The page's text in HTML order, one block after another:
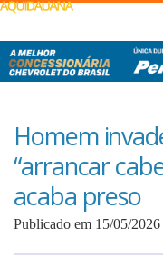
Home
Anuncie
Anuncie
Homem
“arrancar
acaba preso
Publicado em 15/05/2026